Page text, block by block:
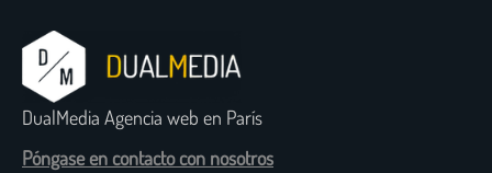
DualMedia Agencia web en París
Póngase en contacto con nosotros